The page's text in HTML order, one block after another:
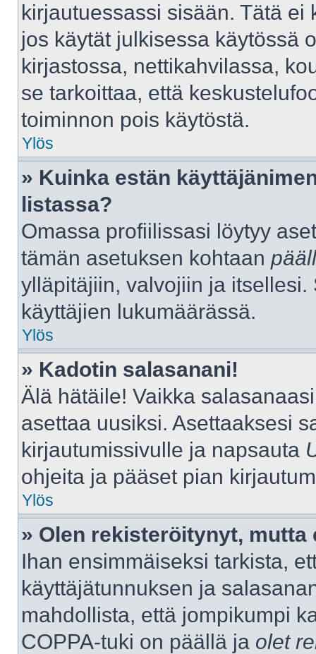
kirjautuessassi sisään. Tätä
jos käytät julkisessa käytössä
kirjastossa, nettikahvilassa,
se tarkoittaa, että
toiminnon pois käytöstä.
Ylös
» Kuinka estän
listassa?
Omassa profiilissasi löytyy
tämän asetuksen kohtaan
ylläpitäjiin, valvojiin ja
käyttäjien lukumäärässä.
Ylös
» Kadotin salasanani!
Älä hätäile! Vaikka
asettaa uusiksi. Asettaaksesi
kirjautumissivulle ja napsauta
ohjeita ja pääset pian
Ylös
» Olen rekisteröitynyt,
Ihan ensimmäiseksi tarkista,
käyttäjätunnuksen ja
mahdollista, että jompikumpi
COPPA-tuki on päällä ja olet